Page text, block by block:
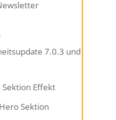
7.0.3 und
Sektion Effekt
Sektion